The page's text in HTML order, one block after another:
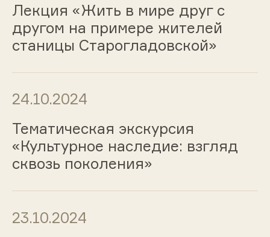
Лекция «Жить в мире друг с
другом на примере жителей
станицы Старогладовской»
24.10.2024
Тематическая экскурсия
«Культурное наследие: взгляд
сквозь поколения»
23.10.2024